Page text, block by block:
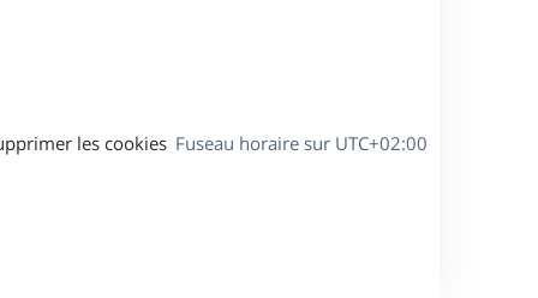
Fuseau horaire sur UTC+02:00
les cookies